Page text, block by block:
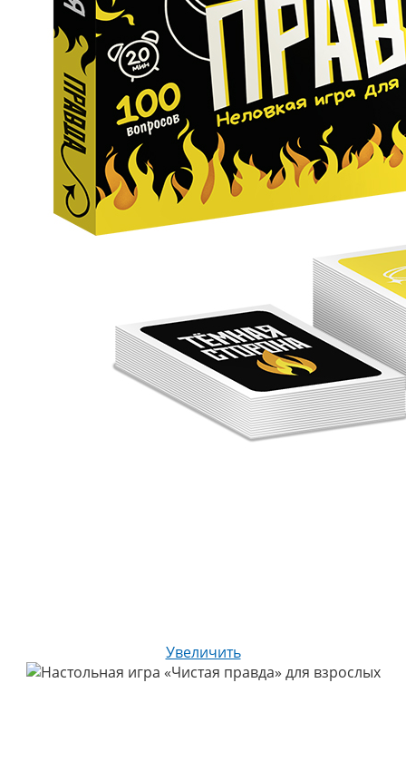
Увеличить